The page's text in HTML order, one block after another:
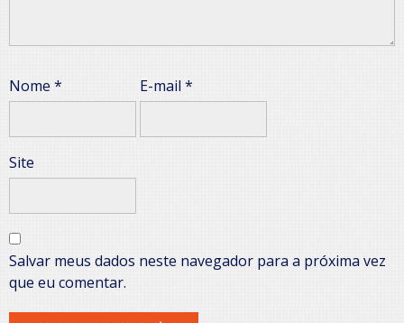
Nome * E-mail*
Site
Salvar meus dados neste navegador para a próxima vez
que eu comentar.